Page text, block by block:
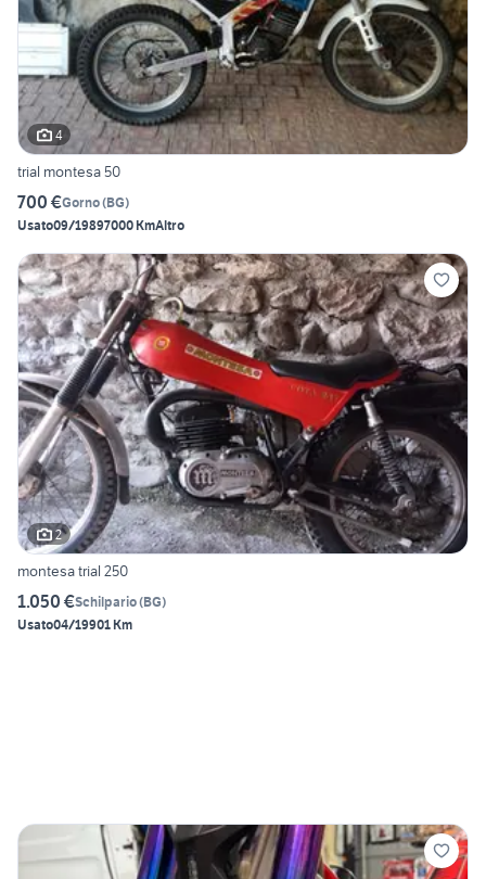
4
trial montesa 50
700 €Gorno(BG)
Usato09/19897000 KmAltro
2
montesa trial 250
1.050 €Schilpario(BG)
Usato04/19901 Km